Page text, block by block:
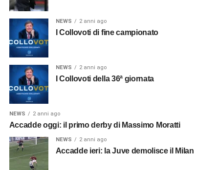
NEWS 2 anni ago
I Collovoti di fine campionato
NEWS 2 anni ago
I Collovoti della 36ª giornata
NEWS 2 anni ago
Accadde oggi: il primo derby di Massimo Moratti
NEWS 2 anni ago
Accadde ieri: la Juve demolisce il Milan